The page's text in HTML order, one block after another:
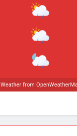
Weather from